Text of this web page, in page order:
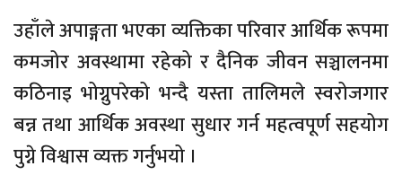
उहाँले अपाङ्गता भएका व्यक्तिका परिवार आर्थिक रूपमा
कमजोर अवस्थामा रहेको र दैनिक जीवन सञ्चालनमा
कठिनाइ भोग्नुपरेको भन्दै यस्ता तालिमले स्वरोजगार
बन्न तथा आर्थिक अवस्था सुधार गर्न महत्वपूर्ण सहयोग
पुग्ने विश्वास व्यक्त गर्नुभयो ।